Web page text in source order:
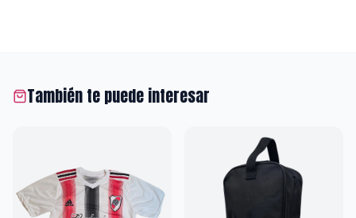
También te puede interesar